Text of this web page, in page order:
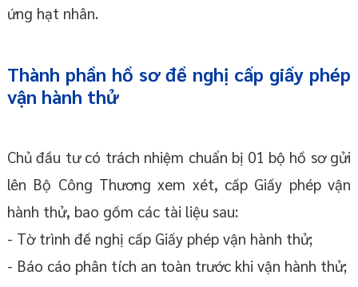
ứng hạt nhân.
Thành phần hồ sơ đề nghị cấp giấy phép
vận hành thử
Chủ đầu tư có trách nhiệm chuẩn bị 01 bộ hồ sơ gửi
lên Bộ Công Thương xem xét, cấp Giấy phép vận
hành thử, bao gồm các tài liệu sau:
- Tờ trình đề nghị cấp Giấy phép vận hành thử;
- Báo cáo phân tích an toàn trước khi vận hành thử;